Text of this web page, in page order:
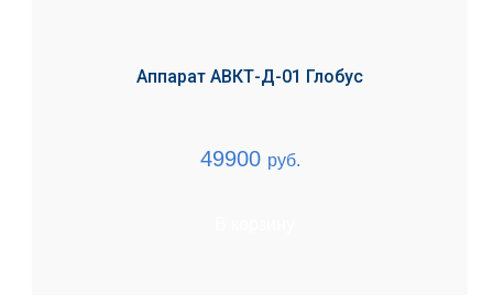
Аппарат АВКТ-Д-01 Глобус
49900 руб.